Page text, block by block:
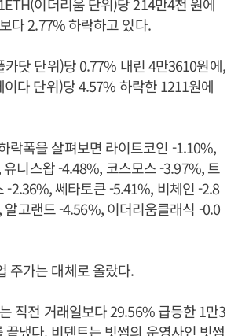
다 2.77% 하락하고 있다.
카닷 단위)당 0.77% 내린 4만3610원에,
이다 단위)당 4.57% 하락한 1211원에
락폭을 살펴보면 라이트코인 -1.10%,
니스왑 -4.48%, 코스모스 -3.97%, 트
-2.36%, 쎄타토큰 -5.41%, 비체인 -2.8
고랜드 -4.56%, 이더리움클래식 -0.0
주가는 대체로 올랐다.
직전 거래일보다 29.56% 급등한 1만3
끝냈다. 비덴트는 빗썸의 운영사인 빗썸